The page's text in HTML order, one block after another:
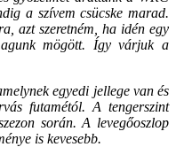
a szívem csücske marad.
azt szeretném, ha idén egy
mögött. Így várjuk a
egyedi jellege van és
futamétól. A tengerszint
során. A levegőoszlop
is kevesebb.